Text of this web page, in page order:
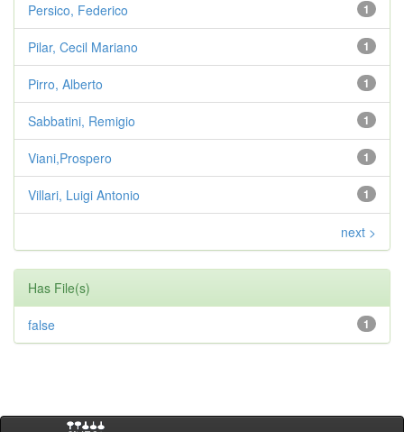
1
Persico, Federico
1
Pilar, Cecil Mariano
1
Pirro, Alberto
1
Sabbatini, Remigio
1
Viani,Prospero
1
Villari, Luigi Antonio
next >
Has File(s)
1
false